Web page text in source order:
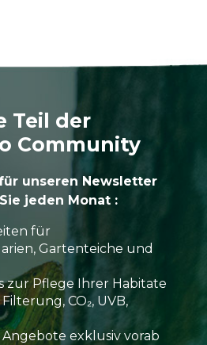
Teil der
Community
unseren Newsletter
jeden Monat :
für
Gartenteiche und
zur Pflege Ihrer Habitate
CO₂, UVB,
exklusiv vorab